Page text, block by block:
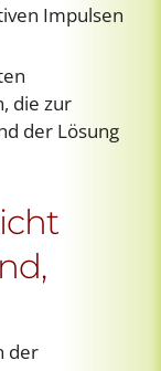
Impulsen
die zur
der Lösung
der